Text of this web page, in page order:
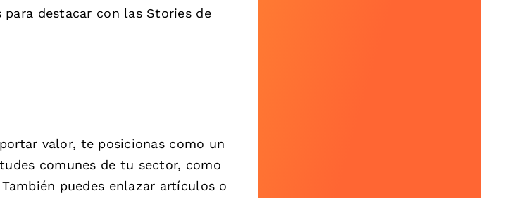
para destacar con las Stories de
valor, te posicionas como un
comunes de tu sector, como
puedes enlazar artículos o